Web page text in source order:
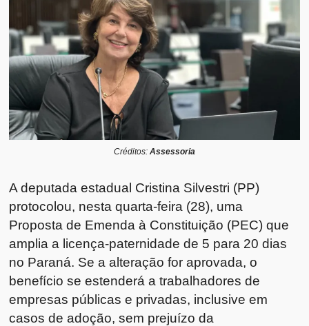
Créditos: Assessoria
A deputada estadual Cristina Silvestri (PP)
protocolou, nesta quarta-feira (28), uma
Proposta de Emenda à Constituição (PEC) que
amplia a licença-paternidade de 5 para 20 dias
no Paraná. Se a alteração for aprovada, o
benefício se estenderá a trabalhadores de
empresas públicas e privadas, inclusive em
casos de adoção, sem prejuízo da